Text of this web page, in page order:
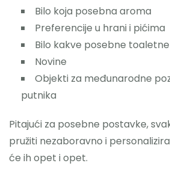
Bilo koja posebna aroma
Preferencije u hrani i pićima
Bilo kakve posebne
Novine
Objekti za međunarodne
putnika
Pitajući za posebne postavke,
pružiti nezaboravno i
će ih opet i opet.